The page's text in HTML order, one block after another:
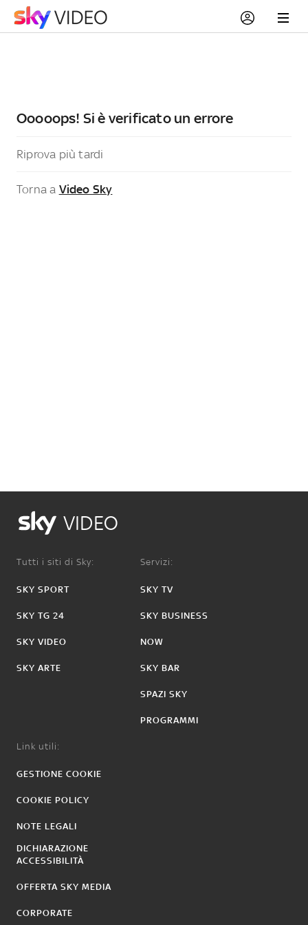
Ooooops! Si è verificato un errore
Riprova più tardi
Torna a Video Sky
VIDEO
Tutti i siti di Sky:
SKY SPORT
SKY TG 24
SKY VIDEO
SKY ARTE
Servizi:
SKY TV
SKY BUSINESS
NOW
SKY BAR
SPAZI SKY
PROGRAMMI
Link utili:
GESTIONE COOKIE
COOKIE POLICY
NOTE LEGALI
DICHIARAZIONE
ACCESSIBILITÀ
OFFERTA SKY MEDIA
CORPORATE